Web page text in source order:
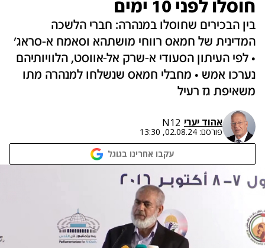
חוסלו לפני 10 ימים
בין הבכירים שחוסלו במנהרה: חברי הלשכה
המדינית של חמאס רווחי מושתהא וסאמח א-סראג'
• לפי העיתון הסעודי א-שרק אל-אווסט, הלוויותיהם
נערכו אמש • מחבלי חמאס שנשלחו למנהרה מתו
משאיפת גז רעיל
אהוד יערי N12
פורסם: 02.08.24, 13:30
עקבו אחרינו בגוגל